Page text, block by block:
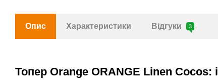
Опис Характеристики Відгуки 3
Топер Orange ORANGE Linen